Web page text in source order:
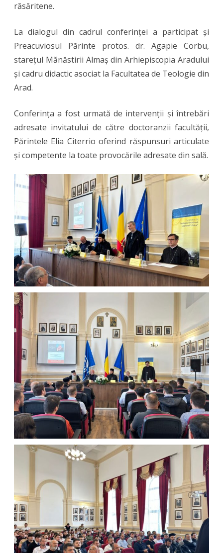
Teologie
Ortodoxă
răsăritene.
La dialogul din cadrul conferinței a participat și
Preacuviosul Părinte protos. dr. Agapie Corbu,
starețul Mănăstirii Almaș din Arhiepiscopia Aradului
și cadru didactic asociat la Facultatea de Teologie din
Arad.
Conferința a fost urmată de intervenții și întrebări
adresate invitatului de către doctoranzii facultății,
Părintele Elia Citerrio oferind răspunsuri articulate
și competente la toate provocările adresate din sală.